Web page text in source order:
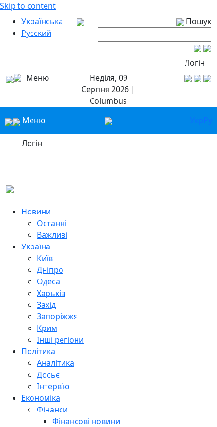
Skip to content
Українська
Русский
Пошук
Логін
Меню
Неділя, 09
Серпня 2026 |
Columbus
Меню
УкрРу
Логін
Новини
Останні
Важливі
Україна
Київ
Дніпро
Одеса
Харьків
Захід
Запоріжжя
Крим
Інші регіони
Політика
Аналітика
Досьє
Інтерв’ю
Економіка
Фінанси
Фінансові новини